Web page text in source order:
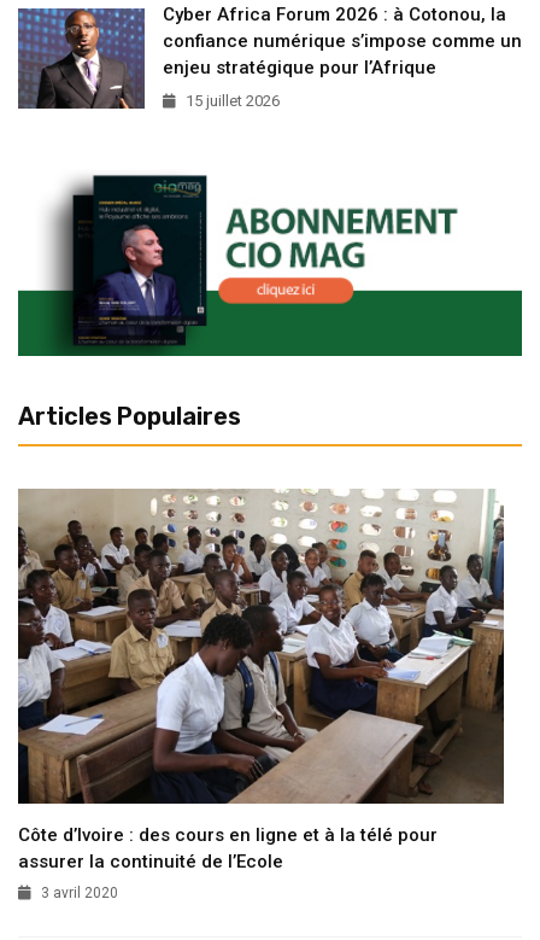
Cyber Africa Forum 2026 : à Cotonou, la
confiance numérique s’impose comme un
enjeu stratégique pour l’Afrique
15 juillet 2026
Articles Populaires
Côte d’Ivoire : des cours en ligne et à la télé pour
assurer la continuité de l’Ecole
3 avril 2020